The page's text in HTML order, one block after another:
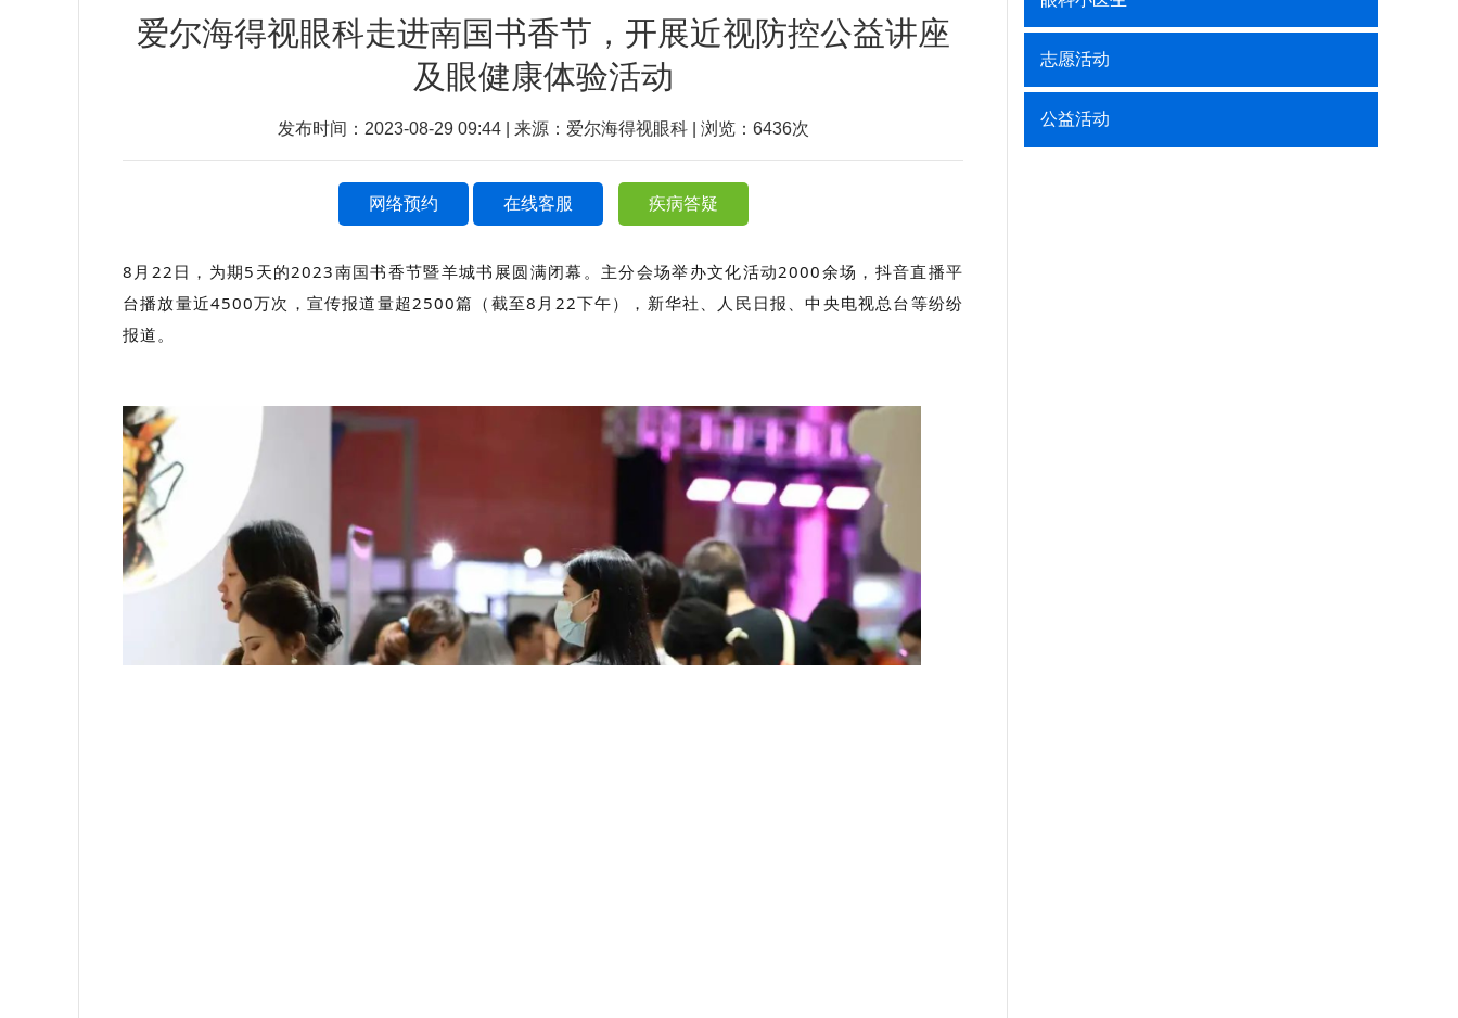
爱尔海得视眼科走进南国书香节，开展近视防控公益讲座
及眼健康体验活动
发布时间：2023-08-29 09:44 | 来源：爱尔海得视眼科 | 浏览： 6436次
网络预约 在线客服 疾病答疑
8月22日，为期5天的2023南国书香节暨羊城书展圆满闭幕。主分会场举办文化活动2000余场，抖音直播平
台播放量近4500万次，宣传报道量超2500篇（截至8月22下午），新华社、人民日报、中央电视总台等纷纷
报道。
志愿活动
公益活动